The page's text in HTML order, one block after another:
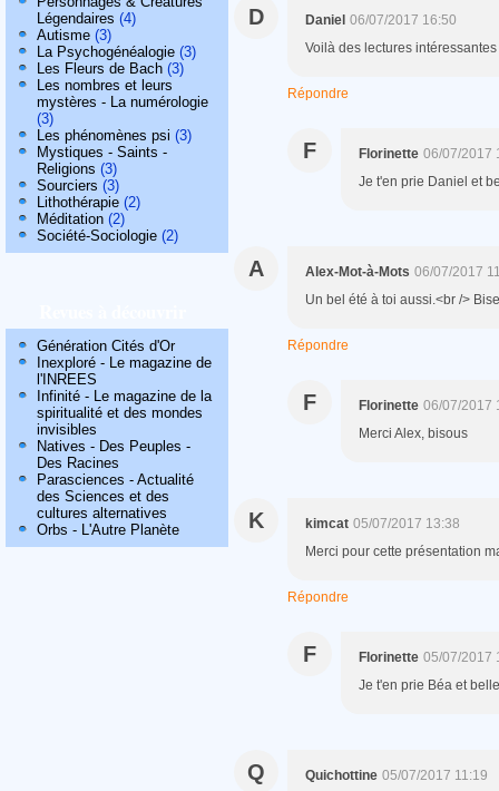
Légendaires (4)
Autisme (3)
La Psychogénéalogie (3)
Les Fleurs de Bach (3)
Les nombres et leurs
mystères - La numérologie
(3)
Les phénomènes psi (3)
Mystiques - Saints -
Religions (3)
Sourciers (3)
Lithothérapie (2)
Méditation (2)
Société-Sociologie (2)
Génération Cités d'Or
Inexploré - Le magazine de
l'INREES
Infinité - Le magazine de la
spiritualité et des mondes
invisibles
Natives - Des Peuples -
Des Racines
Parasciences - Actualité
des Sciences et des
cultures alternatives
Orbs - L'Autre Planète
D Daniel 06/07/2017 16:50
Voilà des lectures
Répondre
F Florinette 06/07/2017
Je t'en prie Daniel et
A Alex-Mot-à-Mots 06/07/2017
Un bel été à toi aussi.<br />
Répondre
F Florinette 06/07/2017
Merci Alex, bisous
K kimcat 05/07/2017 13:38
Merci pour cette présentation
Répondre
F Florinette 05/07/2017
Je t'en prie Béa et
Q Quichottine 05/07/2017 11:19